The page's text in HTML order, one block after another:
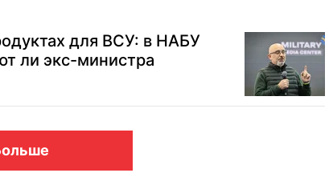
для ВСУ: в НАБУ
ли экс-министра